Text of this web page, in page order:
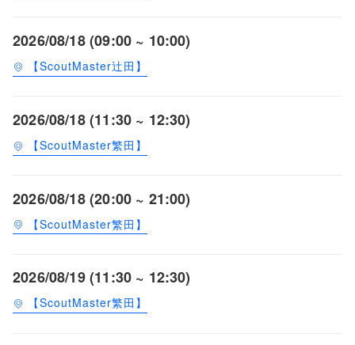
2026/08/18 (09:00 ~ 10:00)
【ScoutMaster辻田】
2026/08/18 (11:30 ~ 12:30)
【ScoutMaster繁田】
2026/08/18 (20:00 ~ 21:00)
【ScoutMaster繁田】
2026/08/19 (11:30 ~ 12:30)
【ScoutMaster繁田】